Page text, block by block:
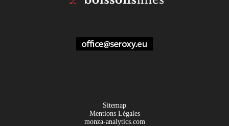
Sitemap
Mentions Légales
monza-analytics.com